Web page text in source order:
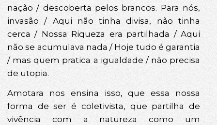
nação / descoberta pelos brancos. Para nós,
invasão / Aqui não tinha divisa, não tinha
cerca / Nossa Riqueza era partilhada / Aqui
não se acumulava nada / Hoje tudo é garantia
/ mas quem pratica a igualdade / não precisa
de utopia.
Amotara nos ensina isso, que essa nossa
forma de ser é coletivista, que partilha de
vivência com a natureza como um